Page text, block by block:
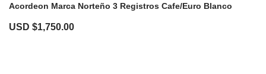
Acordeon Marca Norteño 3 Registros Cafe/Euro Blanco
USD $1,750.00